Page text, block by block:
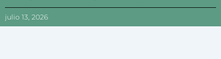
julio 13, 2026